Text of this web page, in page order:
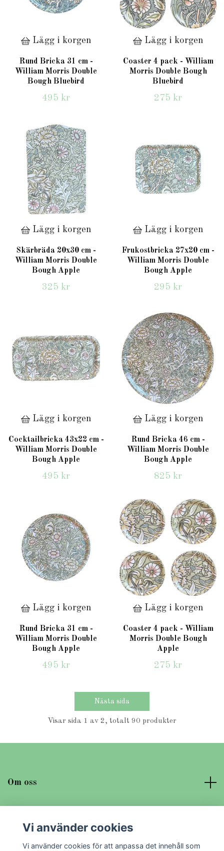
Lägg i korgen
Rund Bricka 31 cm -
William Morris Double
Bough Bluebird
495 kr
Lägg i korgen
Coaster 4 pack - William
Morris Double Bough
Bluebird
275 kr
Lägg i korgen
Skärbräda 20x30 cm -
William Morris Double
Bough Apple
325 kr
Lägg i korgen
Frukostbricka 27x20 cm -
William Morris Double
Bough Apple
295 kr
Lägg i korgen
Cocktailbricka 43x22 cm -
William Morris Double
Bough Apple
495 kr
Lägg i korgen
Rund Bricka 46 cm -
William Morris Double
Bough Apple
825 kr
Lägg i korgen
Rund Bricka 31 cm -
William Morris Double
Bough Apple
495 kr
Lägg i korgen
Coaster 4 pack - William
Morris Double Bough
Apple
275 kr
Nästa sida
Visar sida 1 av 2, totalt 90 produkter
Om oss
Sociala medier
Vi använder cookies
Vi använder cookies för att anpassa det innehåll som